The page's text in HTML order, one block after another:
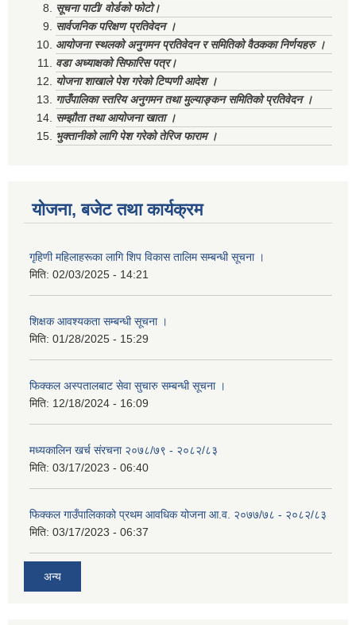
सूचना पाटी/ वोर्डको फोटो।
सार्वजनिक परिक्षण प्रतिवेदन ।
आयोजना स्थलको अनुगमन प्रतिवेदन र समितिको वैठकका निर्णयहरु ।
वडा अध्याक्षको सिफारिस पत्र।
योजना शाखाले पेश गरेको टिप्पणी आदेश ।
गाउँपालिका स्तरिय अनुगमन तथा मुल्याङ्कन समितिको प्रतिवेदन ।
सम्झौता तथा आयोजना खाता ।
भुक्तानीको लागि पेश गरेको तेरिज फाराम ।
योजना, बजेट तथा कार्यक्रम
गृहिणी महिलाहरूका लागि शिप विकास तालिम सम्बन्धी सूचना ‌।
मिति: 02/03/2025 - 14:21
शिक्षक आवश्यकता सम्बन्धी सूचना ।
मिति: 01/28/2025 - 15:29
फिक्कल अस्पतालबाट सेवा सुचारु सम्बन्धी सूचना ।
मिति: 12/18/2024 - 16:09
मध्यकालिन खर्च संरचना २०७८/७९ - २०८२/८३
मिति: 03/17/2023 - 06:40
फिक्कल गाउँपालिकाको प्रथम आवधिक योजना आ.व. २०७७/७८ - २०८२/८३
मिति: 03/17/2023 - 06:37
अन्य